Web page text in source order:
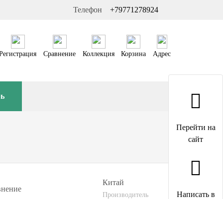
Телефон +79771278924
Сравнение Коллекция Корзина Адрес
Китай
Производитель
Перейти на
сайт
Написать в